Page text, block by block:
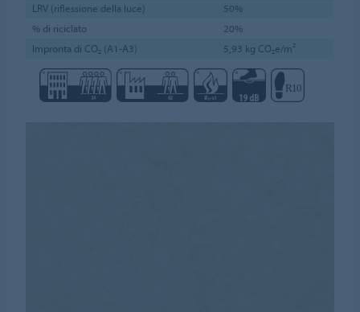
LRV (riflessione della luce)
50%
% di riciclato
20%
Impronta di CO₂ (A1-A3)
5,93 kg CO₂e/m²